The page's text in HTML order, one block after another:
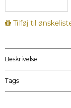
Tilføj til
Beskrivelse
Tags